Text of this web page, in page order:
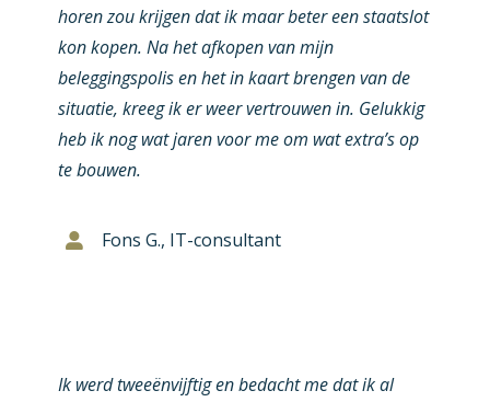
horen zou krijgen dat ik maar beter een staatslot
kon kopen. Na het afkopen van mijn
beleggingspolis en het in kaart brengen van de
situatie, kreeg ik er weer vertrouwen in. Gelukkig
heb ik nog wat jaren voor me om wat extra’s op
te bouwen.
Fons G., IT-consultant
Ik werd tweeënvijftig en bedacht me dat ik al